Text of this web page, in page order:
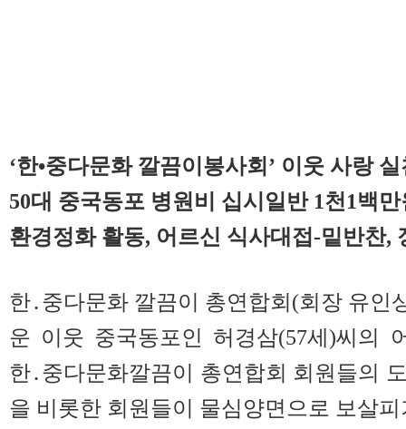
‘한•중다문화 깔끔이봉사회’ 이웃 사랑
50대 중국동포 병원비 십시일반 1천1백
환경정화 활동, 어르신 식사대접-밑반찬,
한․중다문화 깔끔이 총연합회(회장 유인
운 이웃 중국동포인 허경삼(57세)씨의
한․중다문화깔끔이 총연합회 회원들의
을 비롯한 회원들이 물심양면으로 보살